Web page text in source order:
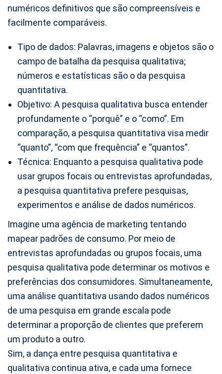
numéricos definitivos que são compreensíveis e
facilmente comparáveis.
Tipo de dados: Palavras, imagens e objetos são o
campo de batalha da pesquisa qualitativa;
números e estatísticas são o da pesquisa
quantitativa.
Objetivo: A pesquisa qualitativa busca entender
profundamente o “porquê” e o “como”. Em
comparação, a pesquisa quantitativa visa medir
“quanto”, “com que frequência” e “quantos”.
Técnica: Enquanto a pesquisa qualitativa pode
usar grupos focais ou entrevistas aprofundadas,
a pesquisa quantitativa prefere pesquisas,
experimentos e análise de dados numéricos.
Imagine uma agência de marketing tentando
mapear padrões de consumo. Por meio de
entrevistas aprofundadas ou grupos focais, uma
pesquisa qualitativa pode determinar os motivos e
preferências dos consumidores. Simultaneamente,
uma análise quantitativa usando dados numéricos
de uma pesquisa em grande escala pode
determinar a proporção de clientes que preferem
um produto a outro.
Sim, a dança entre pesquisa quantitativa e
qualitativa continua ativa, e cada uma fornece